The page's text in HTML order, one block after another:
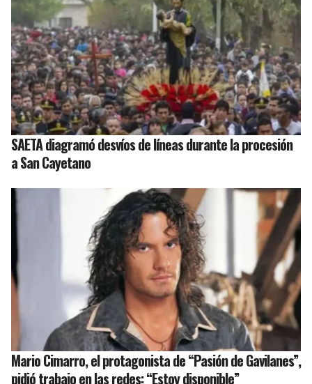
SAETA diagramó desvíos de líneas durante la procesión
a San Cayetano
Mario Cimarro, el protagonista de “Pasión de Gavilanes”,
pidió trabajo en las redes: “Estoy disponible”